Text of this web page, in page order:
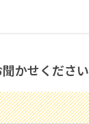
かせください